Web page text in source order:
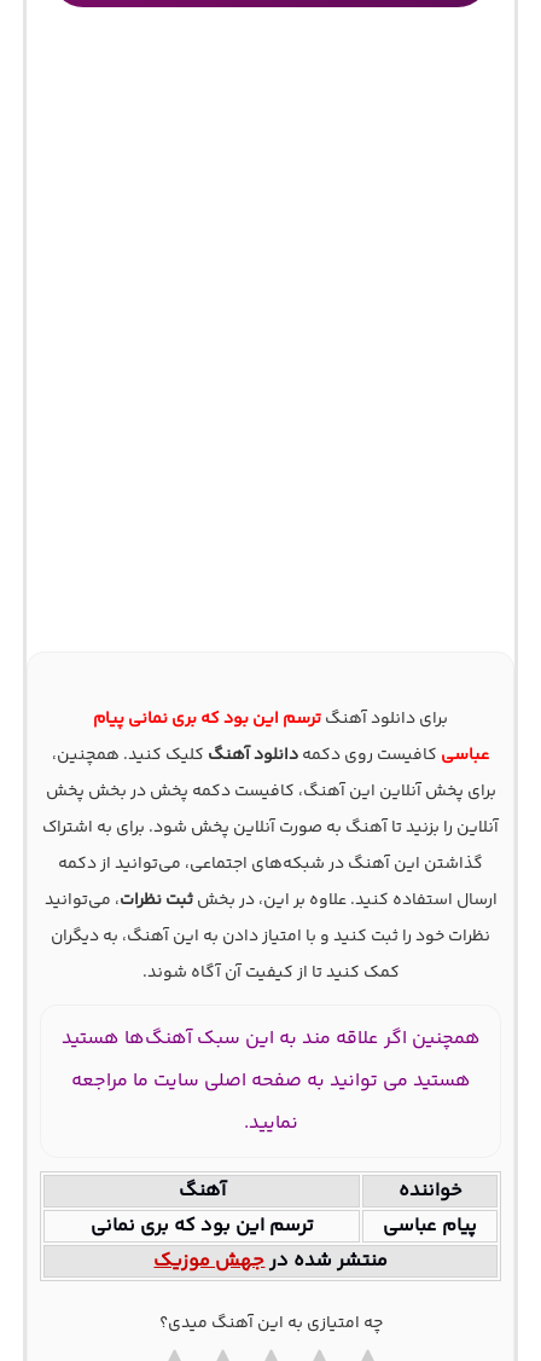
برای دانلود آهنگترسم این بود که بری نمانی پیام
عباسی کافیست روی دکمهدانلود آهنگ کلیک کنید. همچنین،
برای پخش آنلاین این آهنگ، کافیست دکمه پخش در بخش پخش
آنلاین را بزنید تا آهنگ به صورت آنلاین پخش شود. برای به اشتراک
گذاشتن این آهنگ در شبکه‌های اجتماعی، می‌توانید از دکمه
ارسال استفاده کنید. علاوه بر این، در بخشثبت نظرات، می‌توانید
نظرات خود را ثبت کنید و با امتیاز دادن به این آهنگ، به دیگران
کمک کنید تا از کیفیت آن آگاه شوند.
همچنین اگر علاقه مند به این سبک آهنگ‌ها هستید
هستید می توانید به صفحه اصلی سایت ما مراجعه
نمایید.
خواننده
آهنگ
پیام عباسی
ترسم این بود که بری نمانی
منتشر شده درجهش موزیک
چه امتیازی به این آهنگ میدی؟